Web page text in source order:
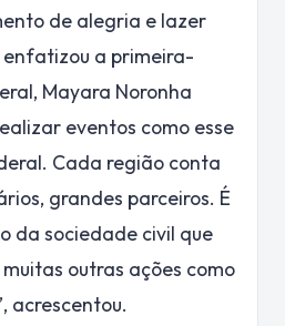
de alegria e lazer
enfatizou a primeira-
Mayara Noronha
eventos como esse
Cada região conta
grandes parceiros. É
da sociedade civil que
outras ações como
acrescentou.